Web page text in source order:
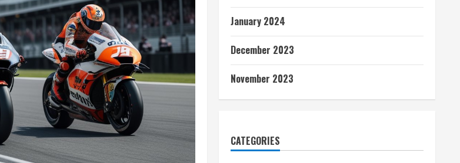
January 2024
December 2023
November 2023
CATEGORIES